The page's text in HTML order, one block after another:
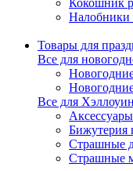
Кокошник
Налобники
Товары для
Все для
Все для
Бижутерия
Страшные
Страшные